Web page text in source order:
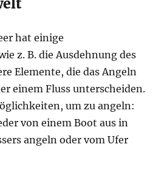
hat einige
z. B. die Ausdehnung des
Elemente, die das Angeln
einem Fluss unterscheiden.
um zu angeln:
von einem Boot aus in
angeln oder vom Ufer